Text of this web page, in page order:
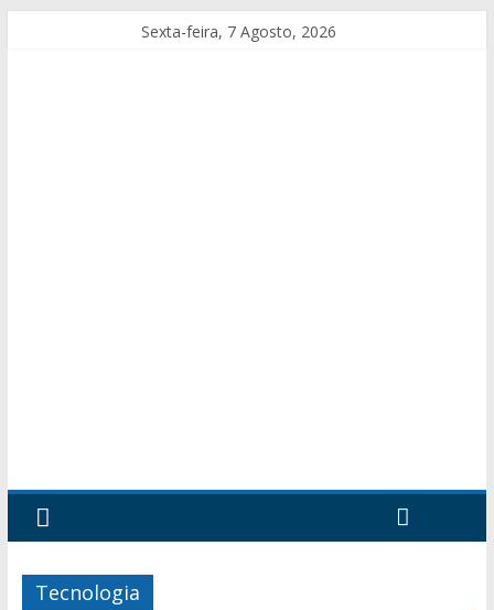
Sexta-feira, 7 Agosto, 2026
Tecnologia